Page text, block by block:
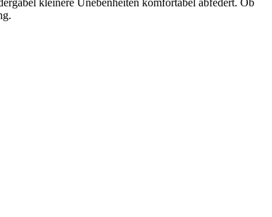
kleinere Unebenheiten komfortabel abfedert. Ob